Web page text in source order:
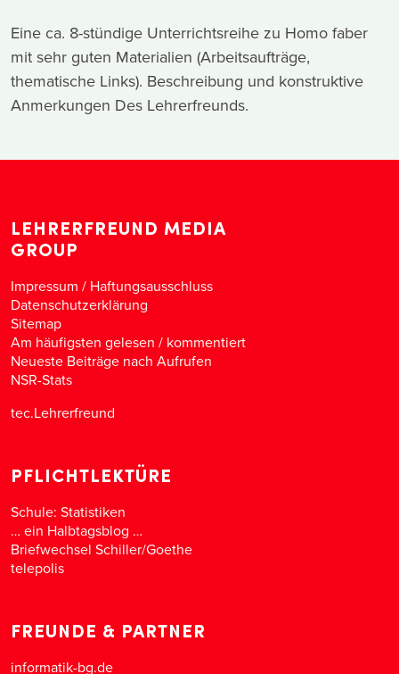
Eine ca. 8-stündige Unterrichtsreihe zu Homo faber
mit sehr guten Materialien (Arbeitsaufträge,
thematische Links). Beschreibung und konstruktive
Anmerkungen Des Lehrerfreunds.
LEHRERFREUND MEDIA
GROUP
Impressum / Haftungsausschluss
Datenschutzerklärung
Sitemap
Am häufigsten gelesen / kommentiert
Neueste Beiträge nach Aufrufen
NSR-Stats
tec.Lehrerfreund
PFLICHTLEKTÜRE
Schule: Statistiken
… ein Halbtagsblog …
Briefwechsel Schiller/Goethe
telepolis
FREUNDE & PARTNER
informatik-bg.de